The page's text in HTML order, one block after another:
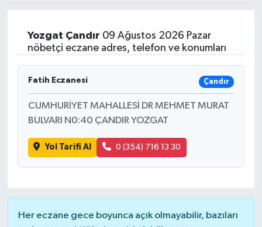
Yozgat Çandır 09 Ağustos 2026 Pazar
nöbetçi eczane adres, telefon ve konumları
Fatih Eczanesi Çandır
CUMHURİYET MAHALLESİ DR MEHMET MURAT
BULVARI N0:40 ÇANDIR YOZGAT
Yol Tarifi Al 0 (354) 716 13 30
Her eczane gece boyunca açık olmayabilir, bazıları